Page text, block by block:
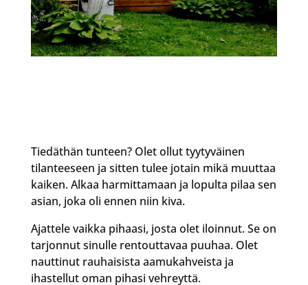
Tiedäthän tunteen? Olet ollut tyytyväinen
tilanteeseen ja sitten tulee jotain mikä muuttaa
kaiken. Alkaa harmittamaan ja lopulta pilaa sen
asian, joka oli ennen niin kiva.
Ajattele vaikka pihaasi, josta olet iloinnut. Se on
tarjonnut sinulle rentouttavaa puuhaa. Olet
nauttinut rauhaisista aamukahveista ja
ihastellut oman pihasi vehreyttä.